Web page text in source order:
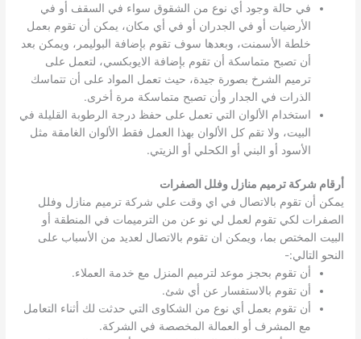
في حالة وجود أي نوع من الشقوق سواء في السقف أو في
الأرضيات أو في الجدران أو في أي مكان، يمكن أن تقوم بعمل
خلطة الأسمنت، وبعدها سوف تقوم بإضافة البوليمر، ويمكن بعد
أن تصبح متماسكة أن تقوم بإضافة الايوبكسي، لتعمل على
ترميم الشرخ بصورة جيدة، حيث تعمل المواد على أن تتماسك
الذرات في الجدار وأن تصبح متماسكة مرة أخرى.
استخدام الألوان التي تعمل على حفظ درجة الرطوبة القليلة في
البيت، ولا تقم كل الألوان بهذا العمل فقط الألوان الغامقة مثل
الأسود أو البني أو الكحلي أو الزيتي.
أرقام شركة ترميم منازل وفلل الصفرات
يمكن أن تقوم بالاتصال في اي وقت علي شركة ترميم منازل وفلل
الصفرات لكي تقوم لعمل لي نو عن من الترميمات في المنطقة أو
البيت المختص بما، ويمكن ان تقوم بالاتصال لعديد من الأسباب على
النحو التالي:-
أن تقوم بحجز موعد لترميم المنزل مع خدمة العملاء.
أن تقوم بالاستفسار عن أي شئ.
أن تقوم بعمل أي نوع من الشكاوى التي حدثت لك أثناء التعامل
مع المشرف أو العمالة المخصصة في الشركة.